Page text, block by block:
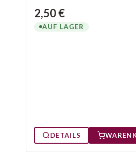
2,50 €
AUF LAGER
DETAILS